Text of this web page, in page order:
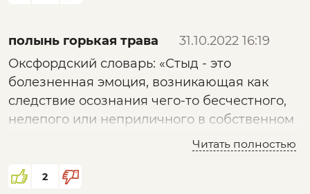
Игорь, вы часто ссылаетесь на разных
авторов и их книги. Пожалуйста,
закрепляйте на них ссылки под видео.
полынь горькая трава
31.10.2022 16:19
Оксфордский словарь: «Стыд - это
болезненная эмоция, возникающая как
следствие осознания чего-то бесчестного,
нелепого или неприличного в собственном
поведении или обстоятельствах жизни (или
честь или позор человек рассматривает как
Читать полностью
2